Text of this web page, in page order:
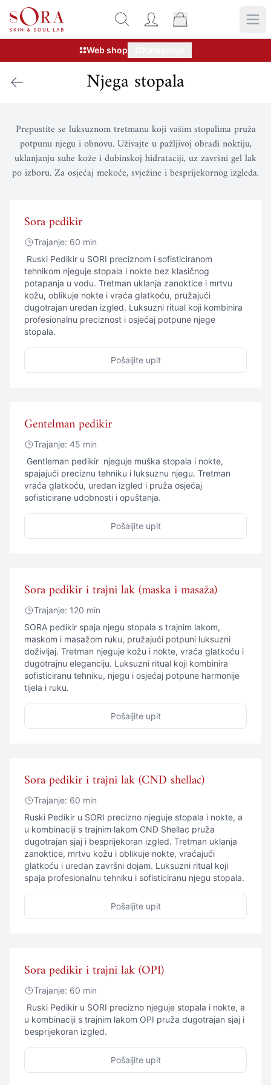
Web shop
Njega stopala
Prepustite se luksuznom tretmanu koji vašim stopalima pruža
potpunu njegu i obnovu. Uživajte u pažljivoj obradi noktiju,
uklanjanju suhe kože i dubinskoj hidrataciji, uz završni gel lak
po izboru. Za osjećaj mekoće, svježine i besprijekornog izgleda.
Sora pedikir
Trajanje: 60 min
Ruski Pedikir u SORI preciznom i sofisticiranom
tehnikom njeguje stopala i nokte bez klasičnog
potapanja u vodu. Tretman uklanja zanoktice i mrtvu
kožu, oblikuje nokte i vraća glatkoću, pružajući
dugotrajan uredan izgled. Luksuzni ritual koji kombinira
profesionalnu preciznost i osjećaj potpune njege
stopala.
Pošaljite upit
Gentelman pedikir
Trajanje: 45 min
Gentleman pedikir njeguje muška stopala i nokte,
spajajući preciznu tehniku i luksuznu njegu. Tretman
vraća glatkoću, uredan izgled i pruža osjećaj
sofisticirane udobnosti i opuštanja.
Pošaljite upit
Sora pedikir i trajni lak (maska i masaža)
Trajanje: 120 min
SORA pedikir spaja njegu stopala s trajnim lakom,
maskom i masažom ruku, pružajući potpuni luksuzni
doživljaj. Tretman njeguje kožu i nokte, vraća glatkoću i
dugotrajnu eleganciju. Luksuzni ritual koji kombinira
sofisticiranu tehniku, njegu i osjećaj potpune harmonije
tijela i ruku.
Pošaljite upit
Sora pedikir i trajni lak (CND shellac)
Trajanje: 60 min
Ruski Pedikir u SORI precizno njeguje stopala i nokte, a
u kombinaciji s trajnim lakom CND Shellac pruža
dugotrajan sjaj i besprijekoran izgled. Tretman uklanja
zanoktice, mrtvu kožu i oblikuje nokte, vraćajući
glatkoću i uredan završni dojam. Luksuzni ritual koji
spaja profesionalnu tehniku i sofisticiranu njegu stopala.
Pošaljite upit
Sora pedikir i trajni lak (OPI)
Trajanje: 60 min
Ruski Pedikir u SORI precizno njeguje stopala i nokte, a
u kombinaciji s trajnim lakom OPI pruža dugotrajan sjaj i
besprijekoran izgled.
Pošaljite upit